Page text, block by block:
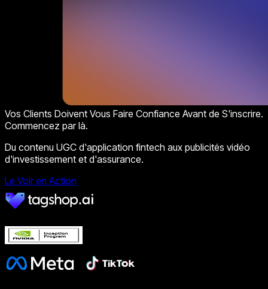
Vos Clients Doivent Vous Faire Confiance Avant de S'inscrire.
Commencez par là.
Du contenu UGC d'application fintech aux publicités vidéo
d'investissement et d'assurance.
Le Voir en Action